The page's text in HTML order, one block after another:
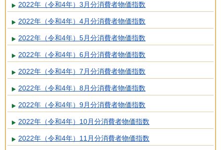
2022年（令和4年）3月分消費者物価指数
2022年（令和4年）4月分消費者物価指数
2022年（令和4年）5月分消費者物価指数
2022年（令和4年）6月分消費者物価指数
2022年（令和4年）7月分消費者物価指数
2022年（令和4年）8月分消費者物価指数
2022年（令和4年）9月分消費者物価指数
2022年（令和4年）10月分消費者物価指数
2022年（令和4年）11月分消費者物価指数